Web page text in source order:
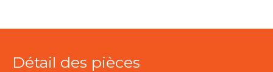
Détail des pièces